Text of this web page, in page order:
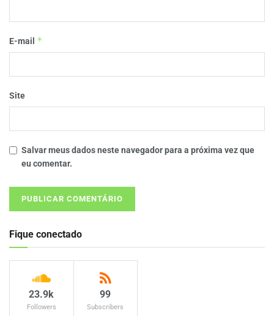
E-mail *
Site
Salvar meus dados neste navegador para a próxima vez que
eu comentar.
Fique conectado
23.9k
Followers
99
Subscribers